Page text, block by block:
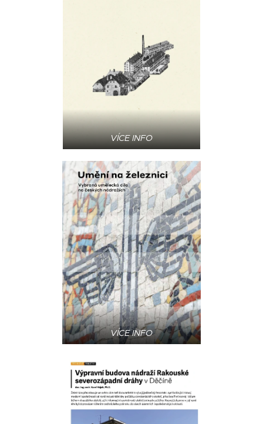
VÍCE INFO
VÍCE INFO